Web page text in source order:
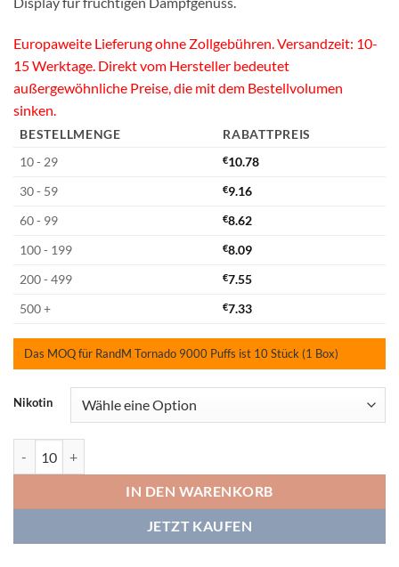
Europaweite Lieferung ohne Zollgebühren. Versandzeit: 10-
15 Werktage. Direkt vom Hersteller bedeutet
außergewöhnliche Preise, die mit dem Bestellvolumen
sinken.
BESTELLMENGE
RABATTPREIS
10 - 29
€10.78
30 - 59
€9.16
60 - 99
€8.62
100 - 199
€8.09
200 - 499
€7.55
500 +
€7.33
Das MOQ für RandM Tornado 9000 Puffs ist 10 Stück (1 Box)
Nikotin
IN DEN WARENKORB
JETZT KAUFEN